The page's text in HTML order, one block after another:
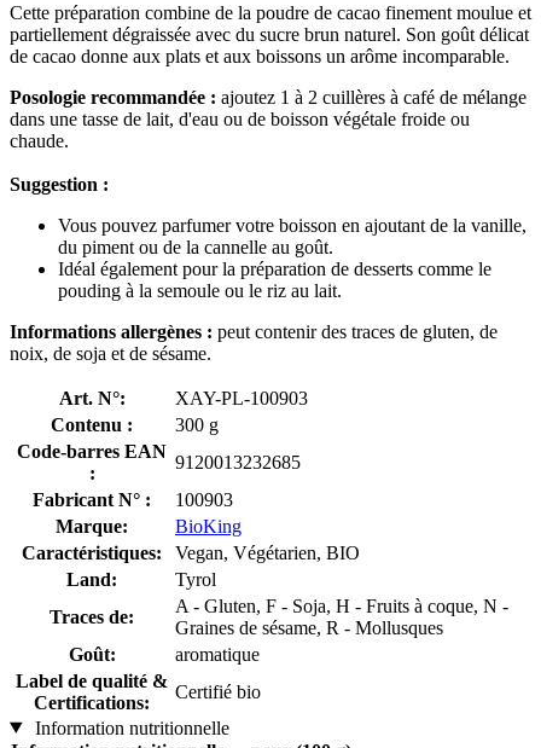
Cette préparation combine de la poudre de cacao finement moulue et
partiellement dégraissée avec du sucre brun naturel. Son goût délicat
de cacao donne aux plats et aux boissons un arôme incomparable.
Posologie recommandée : ajoutez 1 à 2 cuillères à café de mélange
dans une tasse de lait, d'eau ou de boisson végétale froide ou
chaude.
Suggestion :
Vous pouvez parfumer votre boisson en ajoutant de la vanille,
du piment ou de la cannelle au goût.
Idéal également pour la préparation de desserts comme le
pouding à la semoule ou le riz au lait.
Informations allergènes : peut contenir des traces de gluten, de
noix, de soja et de sésame.
Art. N°:
XAY-PL-100903
Contenu :
300 g
Code-barres EAN
:
9120013232685
Fabricant N° :
100903
Marque:
BioKing
Caractéristiques:
Vegan, Végétarien, BIO
Land:
Tyrol
Traces de:
A - Gluten, F - Soja, H - Fruits à coque, N -
Graines de sésame, R - Mollusques
Goût:
aromatique
Label de qualité &
Certifications:
Certifié bio
Information nutritionnelle